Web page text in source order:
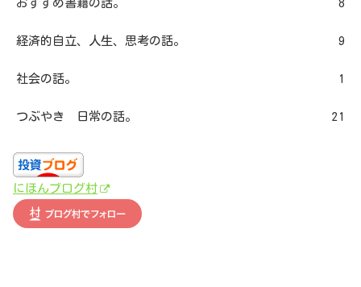
おすすめ書籍の話。 8
経済的自立、人生、思考の話。 9
社会の話。 1
つぶやき 日常の話。 21
にほんブログ村